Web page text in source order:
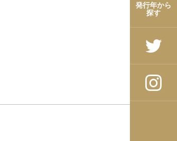
発行年から
探す